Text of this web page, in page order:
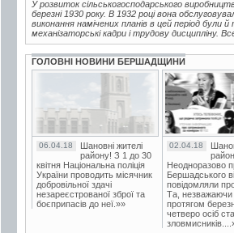
У розвиток сільськогосподарського
березні 1930 року. В 1932 році вона
виконання намічених планів в цей період були
механізаторські кадри і трудову дисципліну.
ГОЛОВНІ НОВИНИ БЕРШАДЩИНИ
06.04.18
Шановні жителі
району! З 1 до 30
квітня Національна поліція
України проводить місячник
добровільної здачі
незареєстрованої зброї та
боєприпасів до неї.»»
02.04.18
Неодноразово
Бершадського
повідомляли
Та, незважаючи
протягом
четверо осіб